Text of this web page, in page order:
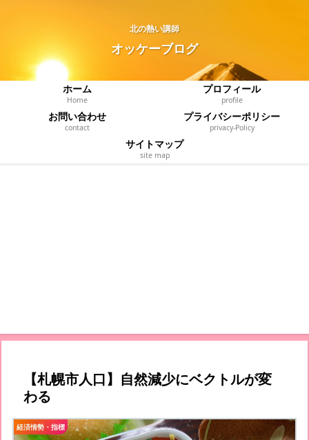
北の熱い講師
オッケーブログ
ホーム
Home
プロフィール
profile
お問い合わせ
contact
プライバシーポリシー
privacy‐Policy
サイトマップ
site map
【札幌市人口】自然減少にベクトルが変
わる
経済情勢・指標